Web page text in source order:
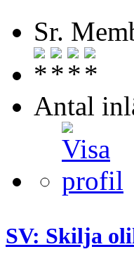
Sr.
Antal
SV: Skilja